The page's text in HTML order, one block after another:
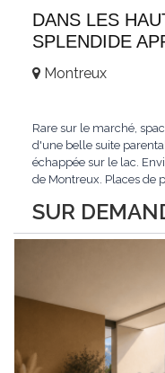
DANS LES
SPLENDIDE
SUR
Montreux
Rare sur le marché,
d'une belle suite
échappée sur le lac.
de Montreux. Places de
auf dem Markt,
einer schönen...